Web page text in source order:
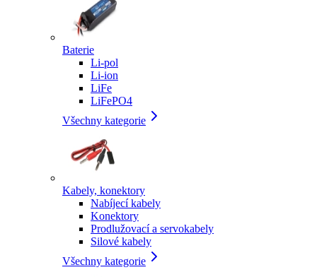
Baterie
Li-pol
Li-ion
LiFe
LiFePO4
Všechny kategorie
Kabely, konektory
Nabíjecí kabely
Konektory
Prodlužovací a servokabely
Silové kabely
Všechny kategorie